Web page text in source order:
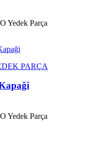
Yedek Parça
PARÇA
Yedek Parça